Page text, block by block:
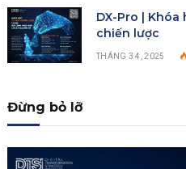
DX-Pro | Khóa
chiến lược
THÁNG 3 4, 2025
Đừng bỏ lỡ